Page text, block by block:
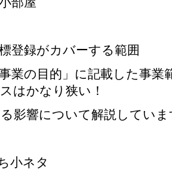
録がカバーする範囲
目的」に記載した事業範
はかなり狭い！
響について解説していま
小ネタ